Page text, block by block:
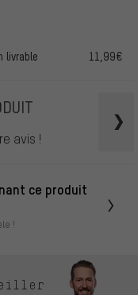
livrable 11,99€
avis !
ce produit
!